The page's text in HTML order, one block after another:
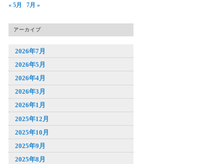
« 5月
7月 »
アーカイブ
2026年7月
2026年5月
2026年4月
2026年3月
2026年1月
2025年12月
2025年10月
2025年9月
2025年8月